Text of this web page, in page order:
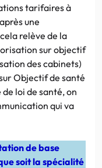
tarifaires à
une
relève de la
sur objectif
des cabinets)
Objectif de santé
de loi de santé, on
qui va
de base
soit la spécialité